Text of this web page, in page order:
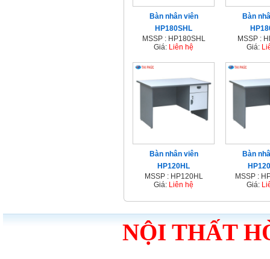
Bàn nhân viên
HP180SHL
MSSP : HP180SHL
Giá: Liên hệ
Bàn
MSSP :
Giá:
Bàn nhân viên
HP120HL
MSSP : HP120HL
Giá: Liên hệ
Bàn
MSSP :
Giá:
NỘI THẤT